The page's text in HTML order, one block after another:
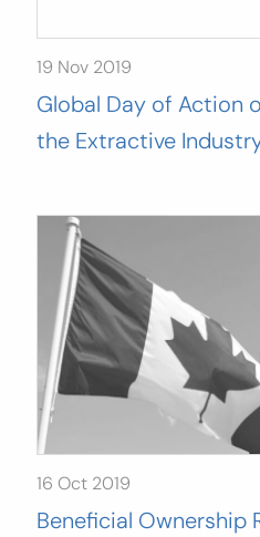
19 Nov 2019
Global Day of Action
the Extractive
16 Oct 2019
Beneficial Ownership